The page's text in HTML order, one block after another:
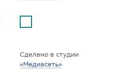
Сделано в студии
«Медиасеть»